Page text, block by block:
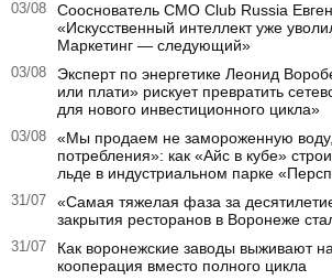
03/08
Сооснователь CMO Club Russia
«Искусственный интеллект уже
Маркетинг — следующий»
03/08
Эксперт по энергетике Леонид
или плати» рискует превратить
для нового инвестиционного цикла»
03/08
«Мы продаем не замороженную
потребления»: как «Айс в кубе»
льде в индустриальном парке
31/07
«Самая тяжелая фаза за
закрытия ресторанов в Воронеже
31/07
Как воронежские заводы выживают
кооперация вместо полного цикла